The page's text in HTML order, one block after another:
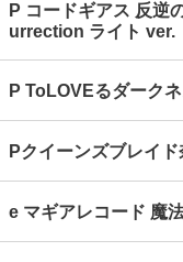
P コードギアス 反逆
urrection ライト ver.
P ToLOVEるダーク
Pクイーンズブレイ
e マギアレコード 魔